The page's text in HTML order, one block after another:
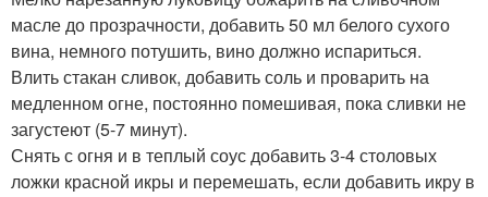
масле до прозрачности, добавить 50 мл белого сухого
вина, немного потушить, вино должно испариться.
Влить стакан сливок, добавить соль и проварить на
медленном огне, постоянно помешивая, пока сливки не
загустеют (5-7 минут).
Снять с огня и в теплый соус добавить 3-4 столовых
ложки красной икры и перемешать, если добавить икру в